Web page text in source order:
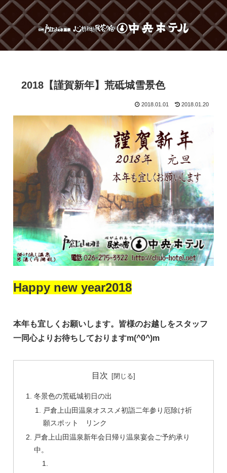
2018【謹賀新年】荒砥城雪景色
2018.01.01 2018.01.20
Happy new year2018
本年も宜しくお願いします。皆様のお越しをスタッフ
一同心よりお待ちしておりますm(^0^)m
目次
冬景色の荒砥城初日の出
戸倉上山田温泉オススメ初詣二年参り厄除け祈
願スポット リンク
戸倉上山田温泉新年会日帰り温泉宴会ご予約承り
中。